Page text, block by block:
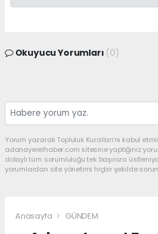
Okuyucu Yorumları (0)
Yorum yazarak Topluluk Kuralları’nı kabul
adanayerelhaber.com sitesine yaptığınız
dolaylı tüm sorumluluğu tek başınıza
yorumlardan site yönetimi hiçbir şekilde
Anasayfa GÜNDEM